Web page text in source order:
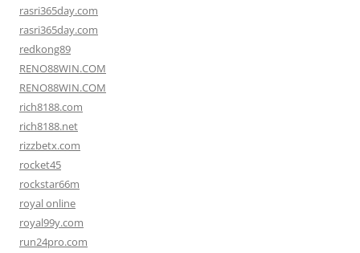
rasri365day.com
rasri365day.com
redkong89
RENO88WIN.COM
RENO88WIN.COM
rich8188.com
rich8188.net
rizzbetx.com
rocket45
rockstar66m
royal online
royal99y.com
run24pro.com